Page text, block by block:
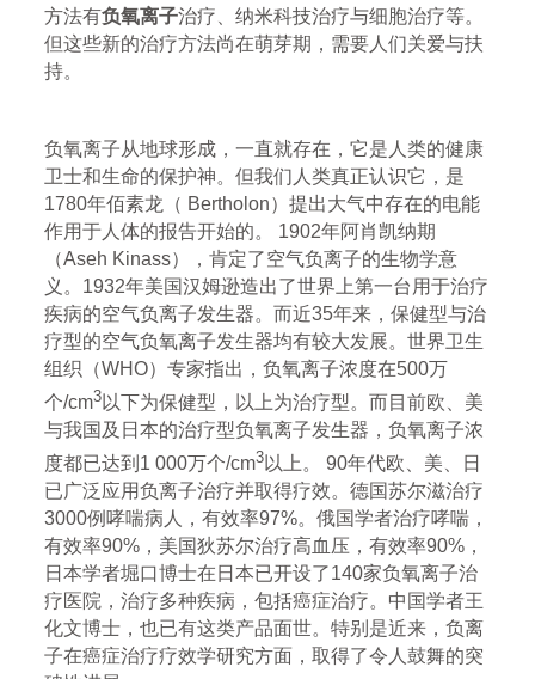
方法有负氧离子治疗、纳米科技治疗与细胞治疗等。
但这些新的治疗方法尚在萌芽期，需要人们关爱与扶
持。
负氧离子从地球形成，一直就存在，它是人类的健康
卫士和生命的保护神。但我们人类真正认识它，是
1780年佰素龙（ Bertholon）提出大气中存在的电能
作用于人体的报告开始的。 1902年阿肖凯纳期
（Aseh Kinass），肯定了空气负离子的生物学意
义。1932年美国汉姆逊造出了世界上第一台用于治疗
疾病的空气负离子发生器。而近35年来，保健型与治
疗型的空气负氧离子发生器均有较大发展。世界卫生
组织（WHO）专家指出，负氧离子浓度在500万
个/cm3 以下为保健型，以上为治疗型。而目前欧、美
与我国及日本的治疗型负氧离子发生器，负氧离子浓
度都已达到1 000万个/cm3 以上。 90年代欧、美、日
已广泛应用负离子治疗并取得疗效。德国苏尔滋治疗
3000例哮喘病人，有效率97%。俄国学者治疗哮喘，
有效率90%，美国狄苏尔治疗高血压，有效率90%，
日本学者堀口博士在日本已开设了140家负氧离子治
疗医院，治疗多种疾病，包括癌症治疗。中国学者王
化文博士，也已有这类产品面世。特别是近来，负离
子在癌症治疗疗效学研究方面，取得了令人鼓舞的突